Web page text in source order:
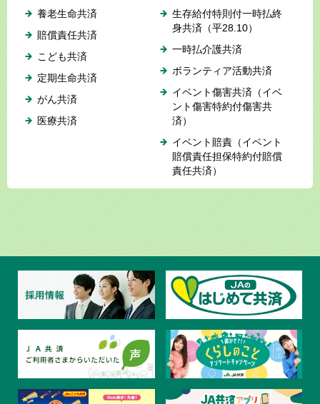
養老生命共済
賠償責任共済
こども共済
定期生命共済
がん共済
医療共済
生存給付特則付一時払終
身共済（平28.10）
一時払介護共済
ボランティア活動共済
イベント傷害共済（イベ
ント傷害特約付傷害共
済）
イベント賠責（イベント
賠償責任担保特約付賠償
責任共済）